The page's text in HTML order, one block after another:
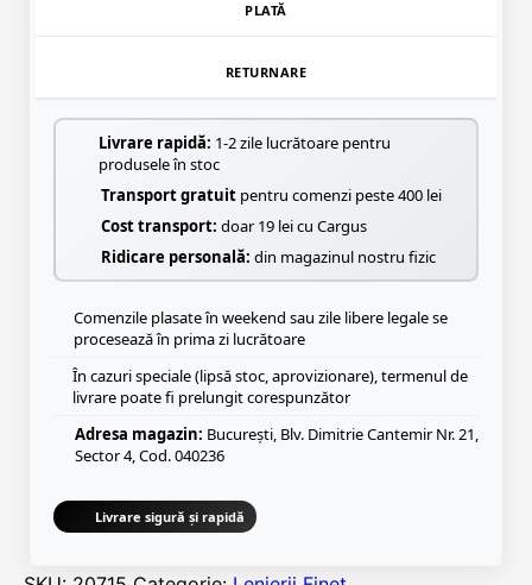
PLATĂ
RETURNARE
Livrare rapidă: 1-2 zile lucrătoare pentru
produsele în stoc
Transport gratuit pentru comenzi peste 400 lei
Cost transport: doar 19 lei cu Cargus
Ridicare personală: din magazinul nostru fizic
Comenzile plasate în weekend sau zile libere legale se
procesează în prima zi lucrătoare
În cazuri speciale (lipsă stoc, aprovizionare), termenul de
livrare poate fi prelungit corespunzător
Adresa magazin: București, Blv. Dimitrie Cantemir Nr. 21,
Sector 4, Cod. 040236
Livrare sigură și rapidă